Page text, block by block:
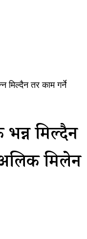
तर काम गर्ने
मिल्दैन
मिलेन